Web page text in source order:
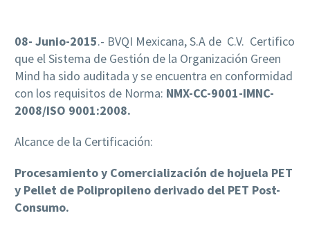
08- Junio-2015.- BVQI Mexicana, S.A de C.V. Certifico
que el Sistema de Gestión de la Organización Green
Mind ha sido auditada y se encuentra en conformidad
con los requisitos de Norma: NMX-CC-9001-IMNC-
2008/ISO 9001:2008.
Alcance de la Certificación:
Procesamiento y Comercialización de hojuela PET
y Pellet de Polipropileno derivado del PET Post-
Consumo.